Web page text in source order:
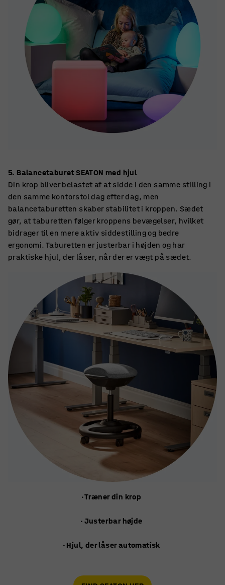
5. Balancetaburet SEATON med hjul
Din krop bliver belastet af at sidde i den samme stilling i
den samme kontorstol dag efter dag, men
balancetaburetten skaber stabilitet i kroppen. Sædet
gør, at taburetten følger kroppens bevægelser, hvilket
bidrager til en mere aktiv siddestilling og bedre
ergonomi. Taburetten er justerbar i højden og har
praktiske hjul, der låser, når der er vægt på sædet.
· Træner din krop
· Justerbar højde
· Hjul, der låser automatisk